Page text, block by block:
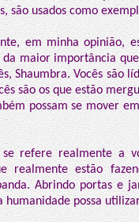
são usados como
em minha opinião,
maior importância
Shaumbra. Vocês são
são os que estão
possam se mover
refere realmente a
realmente estão
Abrindo portas e
humanidade possa